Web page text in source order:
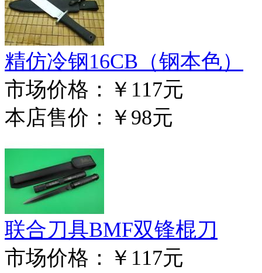
精仿冷钢16CB（钢本色）
市场价格： ￥117元
本店售价： ￥98元
联合刀具BMF双锋棍刀
市场价格： ￥117元